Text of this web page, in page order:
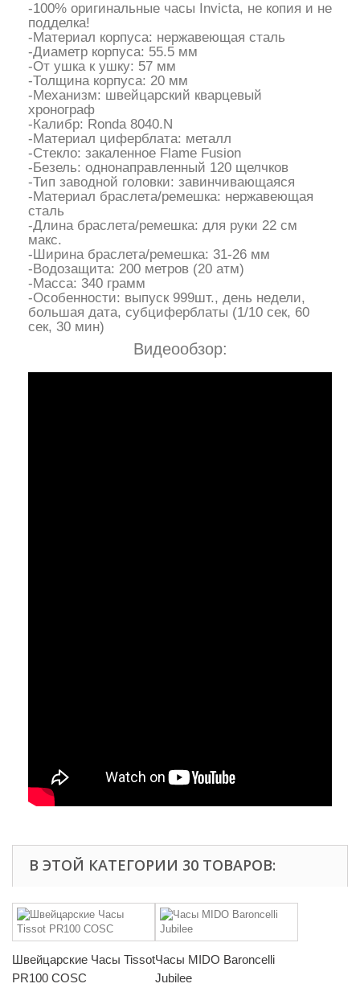
-100% оригинальные часы Invicta, не копия и не
подделка!
-Материал корпуса: нержавеющая сталь
-Диаметр корпуса: 55.5 мм
-От ушка к ушку: 57 мм
-Толщина корпуса: 20 мм
-Механизм: швейцарский кварцевый
хронограф
-Калибр: Ronda 8040.N
-Материал циферблата: металл
-Стекло: закаленное Flame Fusion
-Безель: однонаправленный 120 щелчков
-Тип заводной головки: завинчивающаяся
-Материал браслета/ремешка: нержавеющая
сталь
-Длина браслета/ремешка: для руки 22 см
макс.
-Ширина браслета/ремешка: 31-26 мм
-Водозащита: 200 метров (20 атм)
-Масса: 340 грамм
-Особенности: выпуск 999шт., день недели,
большая дата, субциферблаты (1/10 сек, 60
сек, 30 мин)
Видеообзор:
В ЭТОЙ КАТЕГОРИИ 30 ТОВАРОВ:
Швейцарские Часы Tissot
PR100 COSC
Часы MIDO Baroncelli
Jubilee